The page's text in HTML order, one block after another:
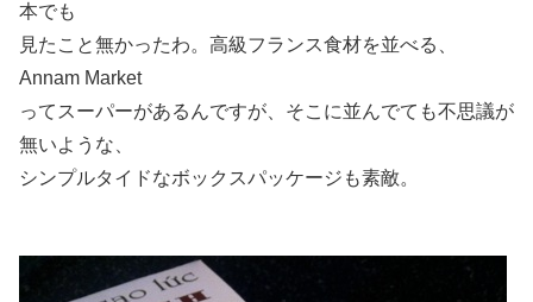
本でも
見たこと無かったわ。高級フランス食材を並べる、
Annam Market
ってスーパーがあるんですが、そこに並んでても不思議が
無いような、
シンプルタイドなボックスパッケージも素敵。